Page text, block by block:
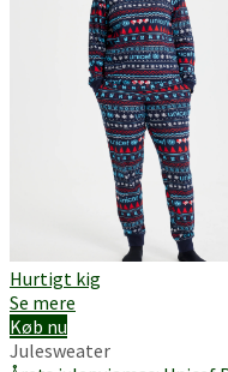
Hurtigt kig
Se mere
Køb nu
Julesweater